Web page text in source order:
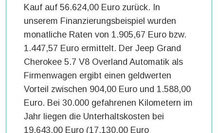
Kauf auf 56.624,00 Euro zurück. In
unserem Finanzierungsbeispiel wurden
monatliche Raten von 1.905,67 Euro bzw.
1.447,57 Euro ermittelt. Der Jeep Grand
Cherokee 5.7 V8 Overland Automatik als
Firmenwagen ergibt einen geldwerten
Vorteil zwischen 904,00 Euro und 1.588,00
Euro. Bei 30.000 gefahrenen Kilometern im
Jahr liegen die Unterhaltskosten bei
19.643,00 Euro (17.130,00 Euro